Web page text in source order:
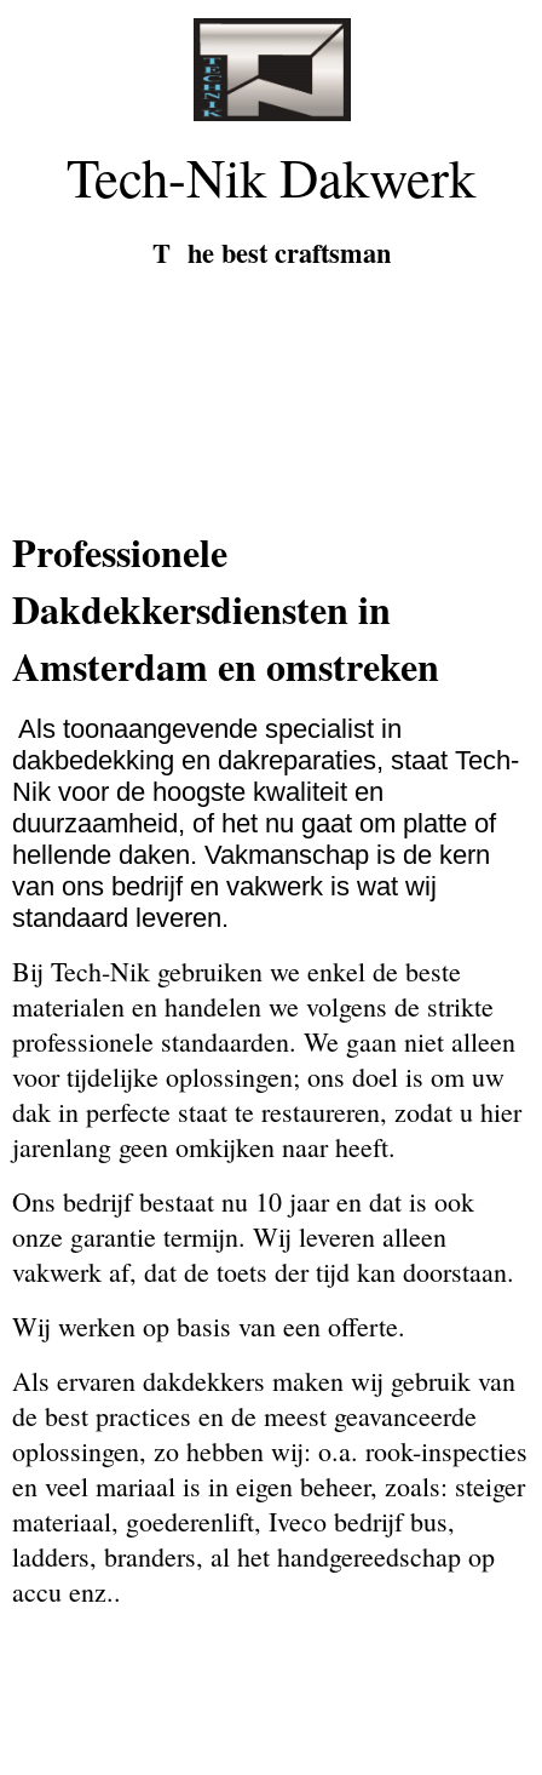
Tech-NikDakwerk
T he best craftsman
Professionele
Dakdekkersdiensten in
Amsterdam en omstreken
Als toonaangevende specialist in
dakbedekking en dakreparaties, staat Tech-
Nik voor de hoogste kwaliteit en
duurzaamheid, of het nu gaat om platte of
hellende daken. Vakmanschap is de kern
van ons bedrijf en vakwerk is wat wij
standaard leveren.
Bij Tech-Nik gebruiken we enkel de beste
materialen en handelen we volgens de strikte
professionele standaarden. We gaan niet alleen
voor tijdelijke oplossingen; ons doel is om uw
dak in perfecte staat te restaureren, zodat u hier
jarenlang geen omkijken naar heeft.
Ons bedrijf bestaat nu 10 jaar en dat is ook
onze garantie termijn. Wij leveren alleen
vakwerk af, dat de toets der tijd kan doorstaan.
Wij werken op basis van een offerte.
Als ervaren dakdekkers maken wij gebruik van
de best practices en de meest geavanceerde
oplossingen, zo hebben wij: o.a. rook-inspecties
en veel mariaal is in eigen beheer, zoals: steiger
materiaal, goederenlift, Iveco bedrijf bus,
ladders, branders, al het handgereedschap op
accu enz..